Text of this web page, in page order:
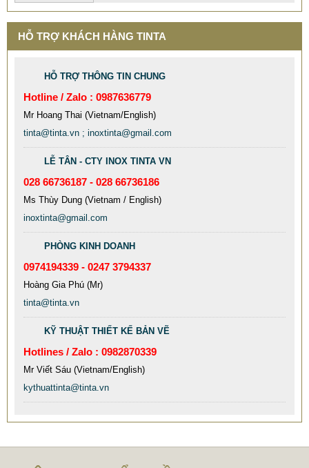
MẪU XE ĐẨY INOX ĐẸP GIÁ RẺ - XE ĐẨY HÀNH LÝ SÂN
BAY TẠI TPHCM THƯƠNG HIỆU TINTA
9.577.900 VNĐ
Mẫu: MAU XE DAY INOX 304 GIA RE
HỖ TRỢ KHÁCH HÀNG TINTA
HỖ TRỢ THÔNG TIN CHUNG
Hotline / Zalo : 0987636779
Mr Hoang Thai (Vietnam/English)
tinta@tinta.vn ; inoxtinta@gmail.com
LỄ TÂN - CTY INOX TINTA VN
028 66736187 - 028 66736186
Ms Thùy Dung (Vietnam / English)
inoxtinta@gmail.com
PHÒNG KINH DOANH
0974194339 - 0247 3794337
Hoàng Gia Phú (Mr)
tinta@tinta.vn
KỸ THUẬT THIẾT KẾ BẢN VẼ
Hotlines / Zalo : 0982870339
Mr Viết Sáu (Vietnam/English)
kythuattinta@tinta.vn